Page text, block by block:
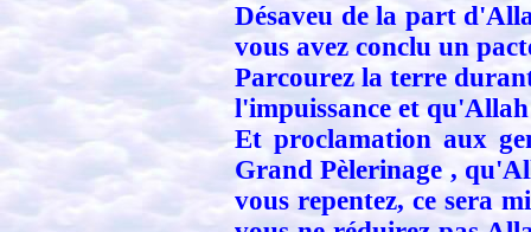
Désaveu de la part
vous avez conclu un
Parcourez la terre
l'impuissance et
Et proclamation aux
Grand Pèlerinage ,
vous repentez, ce sera